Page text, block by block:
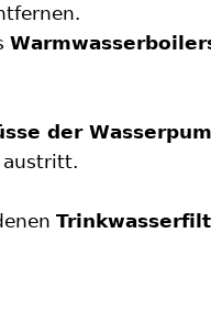
der
austritt.